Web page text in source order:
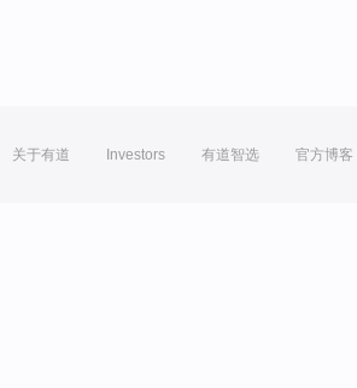
关于有道 Investors 有道智选 官方博客